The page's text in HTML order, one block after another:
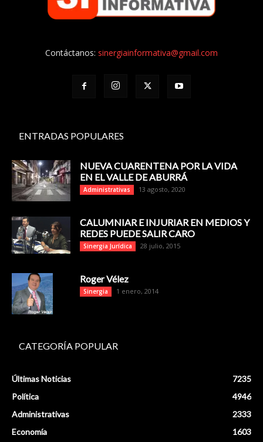
Contáctanos: sinergiainformativa@gmail.com
ENTRADAS POPULARES
NUEVA CUARENTENA POR LA VIDA
EN EL VALLE DE ABURRÁ
Administrativas 13 agosto, 2020
CALUMNIAR E INJURIAR EN MEDIOS Y
REDES PUEDE SALIR CARO
Sinergia Jurídica 28 julio, 2015
Roger Vélez
Sinergia 1 enero, 2014
CATEGORÍA POPULAR
Últimas Noticias
7235
Política
4946
Administrativas
2333
Economía
1603